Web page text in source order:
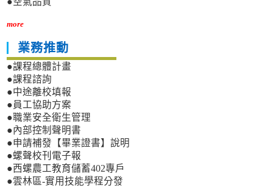
more
業務推動
●課程總體計畫
●課程諮詢
●中途離校填報
●員工協助方案
●職業安全衛生管理
●內部控制聲明書
●申請補發【畢業證書】說明
●螺聲校刊電子報
●西螺農工教育儲蓄402專戶
●雲林區-實用技能學程分發